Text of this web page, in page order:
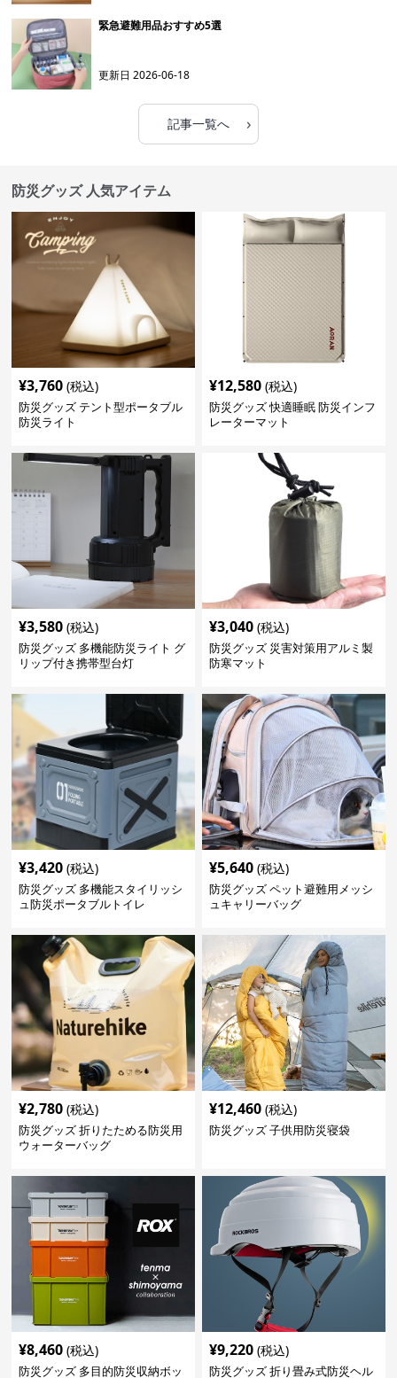
緊急避難用品おすすめ5選
更新日2026-06-18
記事一覧へ ›
防災グッズ 人気アイテム
¥3,760 (税込)
防災グッズ テント型ポータブル
防災ライト
¥12,580 (税込)
防災グッズ 快適睡眠 防災インフ
レーターマット
¥3,580 (税込)
防災グッズ 多機能防災ライト グ
リップ付き携帯型台灯
¥3,040 (税込)
防災グッズ 災害対策用アルミ製
防寒マット
¥3,420 (税込)
防災グッズ 多機能スタイリッシ
ュ防災ポータブルトイレ
¥5,640 (税込)
防災グッズ ペット避難用メッシ
ュキャリーバッグ
¥2,780 (税込)
防災グッズ 折りたためる防災用
ウォーターバッグ
¥12,460 (税込)
防災グッズ 子供用防災寝袋
¥8,460 (税込)
防災グッズ 多目的防災収納ボッ
¥9,220 (税込)
防災グッズ 折り畳み式防災ヘル